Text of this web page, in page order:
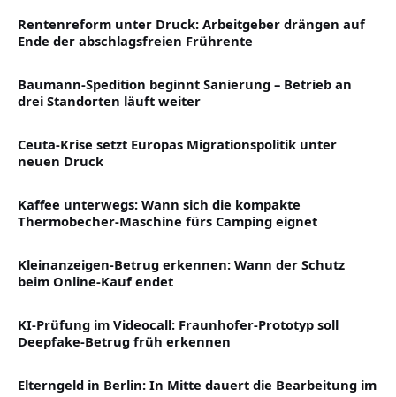
Rentenreform unter Druck: Arbeitgeber drängen auf
Ende der abschlagsfreien Frührente
Baumann-Spedition beginnt Sanierung – Betrieb an
drei Standorten läuft weiter
Ceuta-Krise setzt Europas Migrationspolitik unter
neuen Druck
Kaffee unterwegs: Wann sich die kompakte
Thermobecher-Maschine fürs Camping eignet
Kleinanzeigen-Betrug erkennen: Wann der Schutz
beim Online-Kauf endet
KI-Prüfung im Videocall: Fraunhofer-Prototyp soll
Deepfake-Betrug früh erkennen
Elterngeld in Berlin: In Mitte dauert die Bearbeitung im